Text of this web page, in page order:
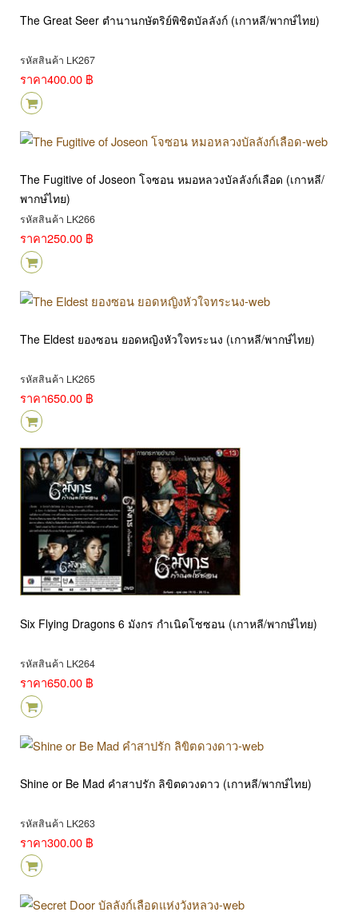
The Great Seer ตำนานกษัตริย์พิชิตบัลลังก์ (เกาหลี/พากษ์ไทย)
รหัสสินค้า LK267
ราคา400.00 ฿
The Fugitive of Joseon โจซอน หมอหลวงบัลลังก์เลือด (เกาหลี/
พากษ์ไทย)
รหัสสินค้า LK266
ราคา250.00 ฿
The Eldest ยองซอน ยอดหญิงหัวใจทระนง (เกาหลี/พากษ์ไทย)
รหัสสินค้า LK265
ราคา650.00 ฿
Six Flying Dragons 6 มังกร กำเนิดโชซอน (เกาหลี/พากษ์ไทย)
รหัสสินค้า LK264
ราคา650.00 ฿
Shine or Be Mad คำสาปรัก ลิขิตดวงดาว (เกาหลี/พากษ์ไทย)
รหัสสินค้า LK263
ราคา300.00 ฿